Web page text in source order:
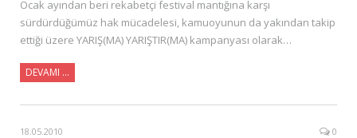
Ocak ayından beri rekabetçi festival mantığına karşı
sürdürdüğümüz hak mücadelesi, kamuoyunun da yakından takip
ettiği üzere YARIŞ(MA) YARIŞTIR(MA) kampanyası olarak…
DEVAMI …
18.05.2010 0